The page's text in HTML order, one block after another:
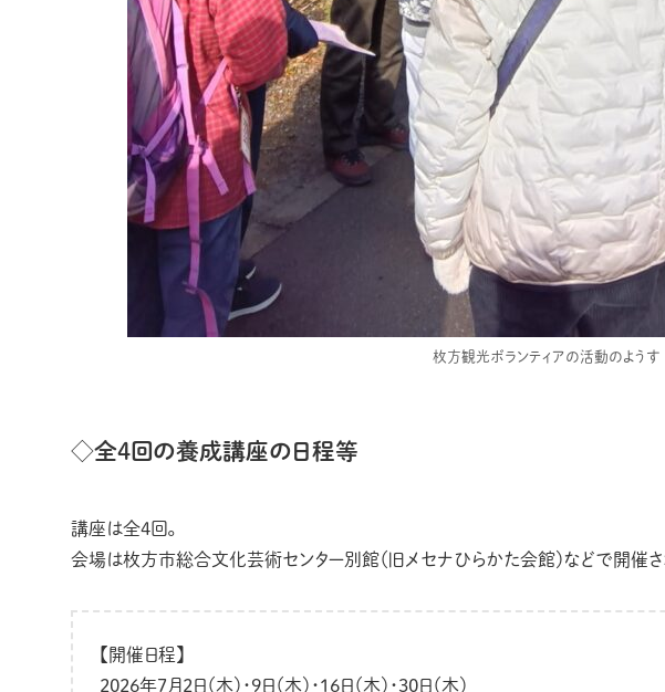
枚方観光ボランティアの活動のようす
◇全4回の養成講座の日程等
講座は全4回。
会場は枚方市総合文化芸術センター別館（旧メセナひらかた会館）などで開催さ
【開催日程】
2026年7月2日（木）・9日（木）・16日（木）・30日（木）